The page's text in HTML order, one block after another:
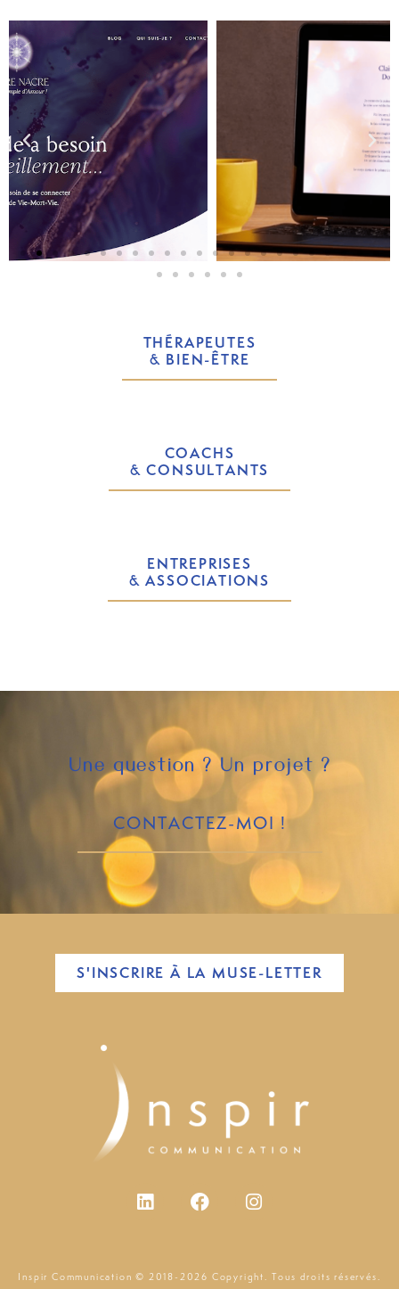
THÉRAPEUTES
& BIEN-ÊTRE
COACHS
& CONSULTANTS
ENTREPRISES
& ASSOCIATIONS
Une question ? Un projet ?
CONTACTEZ-MOI !
S'INSCRIRE À LA MUSE-LETTER
Inspir Communication © 2018-2026 Copyright. Tous droits réservés.